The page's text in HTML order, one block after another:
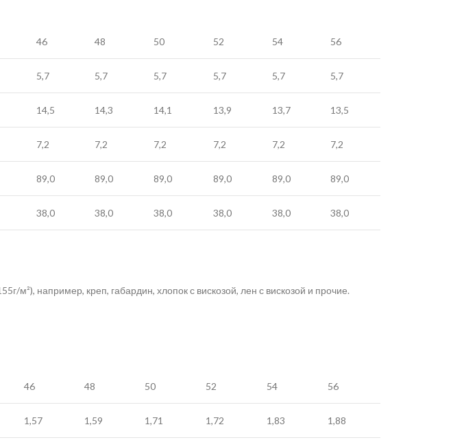
46 48 50 52 54 56
5,7 5,7 5,7 5,7 5,7 5,7
14,5 14,3 14,1 13,9 13,7 13,5
7,2 7,2 7,2 7,2 7,2 7,2
89,0 89,0 89,0 89,0 89,0 89,0
38,0 38,0 38,0 38,0 38,0 38,0
м²), например, креп, габардин, хлопок с вискозой, лен с вискозой и прочие.
46 48 50 52 54 56
1,57 1,59 1,71 1,72 1,83 1,88